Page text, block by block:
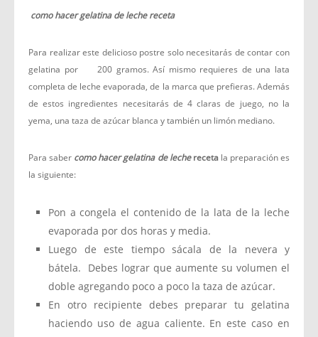
como hacer gelatina de leche receta
Para realizar este delicioso postre solo necesitarás de contar con
gelatina por 200 gramos. Así mismo requieres de una lata
completa de leche evaporada, de la marca que prefieras. Además
de estos ingredientes necesitarás de 4 claras de juego, no la
yema, una taza de azúcar blanca y también un limón mediano.
Para saber como hacer gelatina de leche receta la preparación es
la siguiente:
Pon a congela el contenido de la lata de la leche
evaporada por dos horas y media.
Luego de este tiempo sácala de la nevera y
bátela. Debes lograr que aumente su volumen el
doble agregando poco a poco la taza de azúcar.
En otro recipiente debes preparar tu gelatina
haciendo uso de agua caliente. En este caso en